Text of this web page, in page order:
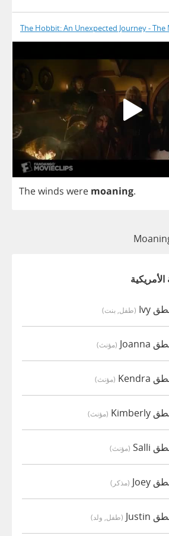
The Hobbit: An Unexpected Journey -
Thewinds were moaning.
(طفل, بنت)
(مؤنث)
(مؤنث)
(مؤنث)
(مؤنث)
(مذكر)
(طفل, ولد)